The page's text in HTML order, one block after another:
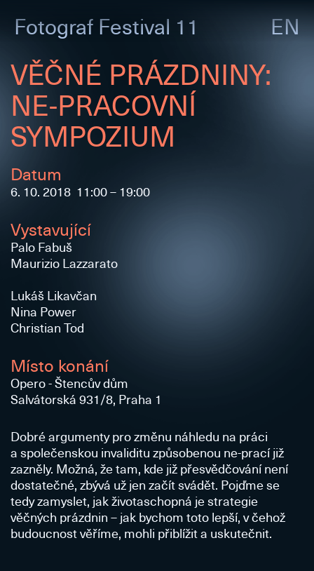
Fotograf Festival 11 EN
VĚČNÉ PRÁZDNINY:
NE-PRACOVNÍ
SYMPOZIUM
Dobré argumenty pro změnu náhledu na práci
a společenskou invaliditu způsobenou ne-prací již
zazněly. Možná, že tam, kde již přesvědčování není
dostatečné, zbývá už jen začít svádět. Pojďme se
tedy zamyslet, jak životaschopná je strategie
věčných prázdnin – jak bychom toto lepší, v čehož
budoucnost věříme, mohli přiblížit a uskutečnit.
Datum
6. 10. 2018 11:00 – 19:00
Vystavující
Palo Fabuš
Maurizio Lazzarato
Lukáš Likavčan
Nina Power
Christian Tod
Místo konání
Opero - Štencův dům
Salvátorská 931/8, Praha 1